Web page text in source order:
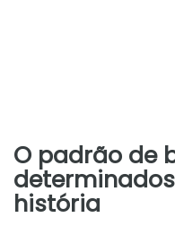
O padrão de
história